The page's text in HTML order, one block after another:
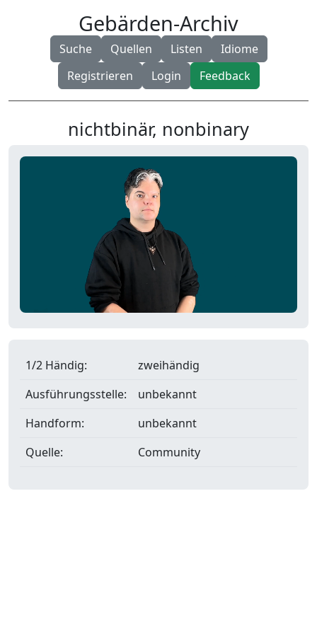
Gebärden-Archiv
Suche Quellen Listen
Idiome
Registrieren
Login Feedback
nichtbinär, nonbinary
1/2 Händig:
zweihändig
Ausführungsstelle:
unbekannt
Handform:
unbekannt
Quelle:
Community